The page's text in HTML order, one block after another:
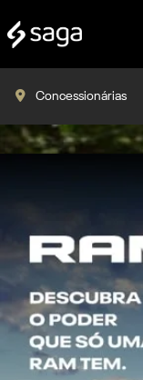
Concessionárias